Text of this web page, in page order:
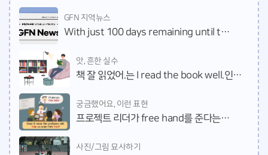
GFN 지역뉴스
With just 100 days remaining until the global archery celebration, the 'Gwangju 2025 Hyundai World Archery Championships,' the city of Gwangju has begun its final preparations to ensure a successful event.
앗, 흔한 실수
책 잘 읽었어.는 I read the book well.인가요?
궁금했어요, 이런 표현
프로젝트 리더가 free hand를 준다는데, 도와준다는 얘기인가요?
사진/그림 묘사하기